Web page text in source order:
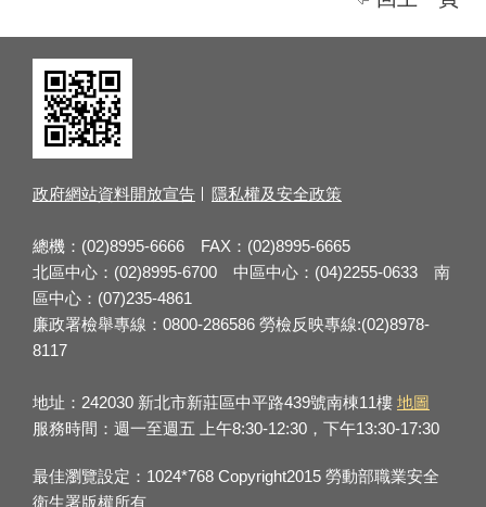
總福營造有限公司總經
總會長交接。
政府網站資料開放宣告 隱私權及安全政策
總機：(02)8995-6666 FAX：(02)8995-6665
北區中心：(02)8995-6700 中區中心：(04)2255-0633 南
區中心：(07)235-4861
廉政署檢舉專線：0800-286586 勞檢反映專線:(02)8978-
8117
地址：242030 新北市新莊區中平路439號南棟11樓 地圖
服務時間：週一至週五 上午8:30-12:30，下午13:30-17:30
最佳瀏覽設定：1024*768 Copyright2015 勞動部職業安全
衛生署版權所有